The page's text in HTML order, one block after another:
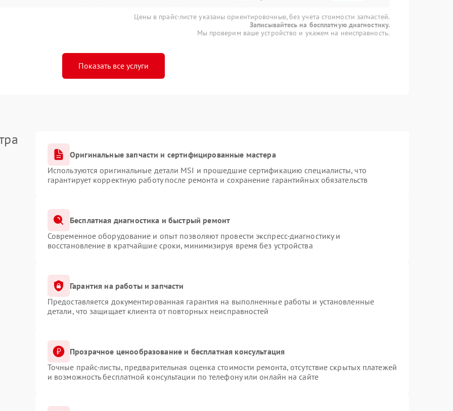
Цены в прайс-листе указаны ориентировочные, без учета стоимости запчастей.
Записывайтесь на бесплатную диагностику.
Мы проверим ваше устройство и укажем на неисправность.
Показать все услуги
Оригинальные запчасти и сертифицированные мастера
Используются оригинальные детали MSI и прошедшие сертификацию специалисты, что
гарантирует корректную работу после ремонта и сохранение гарантийных обязательств
Бесплатная диагностика и быстрый ремонт
Современное оборудование и опыт позволяют провести экспресс-диагностику и
восстановление в кратчайшие сроки, минимизируя время без устройства
Гарантия на работы и запчасти
Предоставляется документированная гарантия на выполненные работы и установленные
детали, что защищает клиента от повторных неисправностей
Прозрачное ценообразование и бесплатная консультация
Точные прайс-листы, предварительная оценка стоимости ремонта, отсутствие скрытых платежей
и возможность бесплатной консультации по телефону или онлайн на сайте